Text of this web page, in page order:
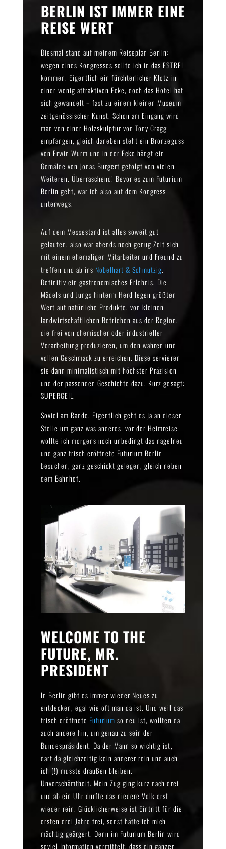
BERLIN IST IMMER EINE
REISE WERT
Diesmal stand auf meinem Reiseplan Berlin:
wegen eines Kongresses sollte ich in das ESTREL
kommen. Eigentlich ein fürchterlicher Klotz in
einer wenig attraktiven Ecke, doch das Hotel hat
sich gewandelt – fast zu einem kleinen Museum
zeitgenössischer Kunst. Schon am Eingang wird
man von einer Holzskulptur von Tony Cragg
empfangen, gleich daneben steht ein Bronzeguss
von Erwin Wurm und in der Ecke hängt ein
Gemälde von Jonas Burgert gefolgt von vielen
Weiteren. Überraschend! Bevor es zum Futurium
Berlin geht, war ich also auf dem Kongress
unterwegs.
Auf dem Messestand ist alles soweit gut
gelaufen, also war abends noch genug Zeit sich
mit einem ehemaligen Mitarbeiter und Freund zu
treffen und ab ins Nobelhart & Schmutzig.
Definitiv ein gastronomisches Erlebnis. Die
Mädels und Jungs hinterm Herd legen größten
Wert auf natürliche Produkte, von kleinen
landwirtschaftlichen Betrieben aus der Region,
die frei von chemischer oder industrieller
Verarbeitung produzieren, um den wahren und
vollen Geschmack zu erreichen. Diese servieren
sie dann minimalistisch mit höchster Präzision
und der passenden Geschichte dazu. Kurz gesagt:
SUPERGEIL.
Soviel am Rande. Eigentlich geht es ja an dieser
Stelle um ganz was anderes: vor der Heimreise
wollte ich morgens noch unbedingt das nagelneu
und ganz frisch eröffnete Futurium Berlin
besuchen, ganz geschickt gelegen, gleich neben
dem Bahnhof.
WELCOME TO THE
FUTURE, MR.
PRESIDENT
In Berlin gibt es immer wieder Neues zu
entdecken, egal wie oft man da ist. Und weil das
frisch eröffnete Futurium so neu ist, wollten da
auch andere hin, um genau zu sein der
Bundespräsident. Da der Mann so wichtig ist,
darf da gleichzeitig kein anderer rein und auch
ich (!) musste draußen bleiben.
Unverschämtheit. Mein Zug ging kurz nach drei
und ab ein Uhr durfte das niedere Volk erst
wieder rein. Glücklicherweise ist Eintritt für die
ersten drei Jahre frei, sonst hätte ich mich
mächtig geärgert. Denn im Futurium Berlin wird
soviel Information vermittelt, dass ein ganzer